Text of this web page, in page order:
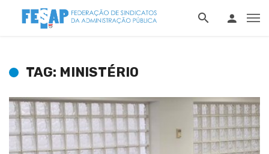
TAG: MINISTÉRIO